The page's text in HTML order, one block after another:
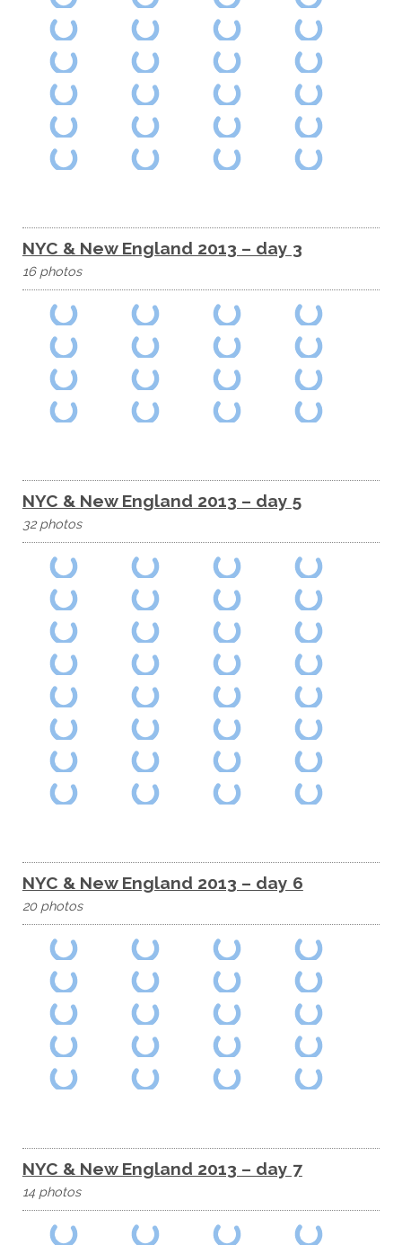
NYC & New England 2013 – day 3
16 photos
NYC & New England 2013 – day 5
32 photos
NYC & New England 2013 – day 6
20 photos
NYC & New England 2013 – day 7
14 photos